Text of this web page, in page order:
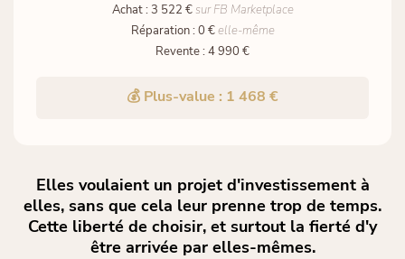
Achat : 3 522 € sur FB Marketplace
Réparation : 0 €elle-même
Revente : 4 990 €
💰 Plus-value : 1 468 €
Elles voulaient un projet d'investissement à
elles, sans que cela leur prenne trop de temps.
Cette liberté de choisir, et surtout la fierté d'y
être arrivée par elles-mêmes.